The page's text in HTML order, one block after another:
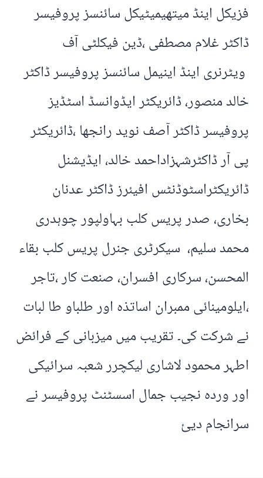
فزیکل اینڈ میتھیمیٹیکل سائنسز پروفیسر
ڈاکٹر غلام مصطفی ،ڈین فیکلٹی آف
ویٹرنری اینڈ اینیمل سائنسز پروفیسر ڈاکٹر
خالد منصور، ڈائریکٹر ایڈوانسڈ اسٹڈیز
پروفیسر ڈاکٹر آصف نوید رانجھا ،ڈائریکٹر
پی آر ڈاکٹرشہزاداحمد خالد، ایڈیشنل
ڈائریکٹراسٹوڈنٹس افیئرز ڈاکٹر عدنان
بخاری، صدر پریس کلب بہاولپور چوہدری
محمد سلیم، سیکرٹری جنرل پریس کلب بقاء
المحسن، سرکاری افسران، صنعت کار ،تاجر
،ایلومینائی ممبران اساتذہ اور طلباو طا لبات
نے شرکت کی۔ تقریب میں میزبانی کے فرائض
اطہر محمود لاشاری لیکچرر شعبہ سرائیکی
اور وردہ نجیب جمال اسسٹنٹ پروفیسر نے
سرانجام دیئ